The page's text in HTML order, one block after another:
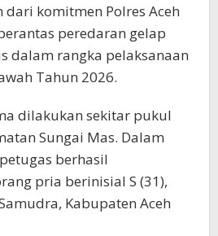
komitmen Polres Aceh
peredaran gelap
dalam rangka pelaksanaan
Tahun 2026.
dilakukan sekitar pukul
Sungai Mas. Dalam
berhasil
pria berinisial S (31),
Kabupaten Aceh